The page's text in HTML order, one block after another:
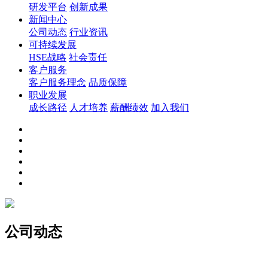
研发平台 创新成果
新闻中心
公司动态 行业资讯
可持续发展
HSE战略 社会责任
客户服务
客户服务理念 品质保障
职业发展
成长路径 人才培养 薪酬绩效 加入我们
公司动态